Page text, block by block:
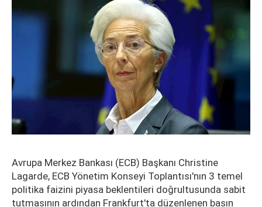
Avrupa Merkez Bankası (ECB) Başkanı Christine
Lagarde, ECB Yönetim Konseyi Toplantısı'nın 3 temel
politika faizini piyasa beklentileri doğrultusunda sabit
tutmasının ardından Frankfurt'ta düzenlenen basın